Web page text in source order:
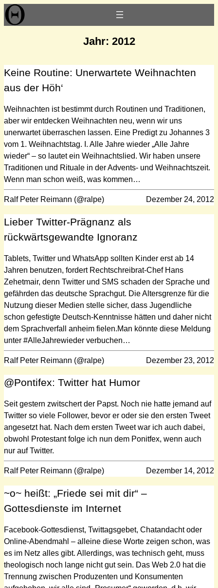
Zum
Inhalt
Jahr: 2012
Keine Routine: Unerwartete Weihnachten
aus der Höh‘
Weihnachten ist bestimmt durch Routinen und Traditionen,
aber wir entdecken Weihnachten neu, wenn wir uns
unerwartet überraschen lassen. Eine Predigt zu Johannes 3
vom 1. Weihnachtstag. I. Alle Jahre wieder „Alle Jahre
wieder“ – so lautet ein Weihnachtslied. Wir haben unsere
Traditionen und Rituale in der Advents- und Weihnachtszeit.
Wenn man schon weiß, was kommen…
Ralf Peter Reimann (@ralpe) Dezember 24, 2012
Lieber Twitter-Prägnanz als
rückwärtsgewandte Ignoranz
Tablets, Twitter und WhatsApp sollten Kinder erst ab 14
Jahren benutzen, fordert Rechtschreibrat-Chef Hans
Zehetmair, denn Twitter und SMS schaden der Sprache und
gefährden das deutsche Sprachgut. Die Altersgrenze für die
Nutzung dieser Medien stelle sicher, dass Jugendliche
schon gefestigte Deutsch-Kenntnisse hätten und daher nicht
dem Sprachverfall anheim fielen.Man könnte diese Meldung
unter #AlleJahrewieder verbuchen…
Ralf Peter Reimann (@ralpe) Dezember 23, 2012
@Pontifex: Twitter hat Humor
Seit gestern zwitschert der Papst. Noch nie hatte jemand auf
Twitter so viele Follower, bevor er oder sie den ersten Tweet
angesetzt hat. Nach dem ersten Tweet war ich auch dabei,
obwohl Protestant folge ich nun dem Ponitfex, wenn auch
nur auf Twitter.
Ralf Peter Reimann (@ralpe) Dezember 14, 2012
~o~ heißt: „Friede sei mit dir“ –
Gottesdienste im Internet
Facebook-Gottesdienst, Twittagsgebet, Chatandacht oder
Online-Abendmahl – alleine diese Worte zeigen schon, was
es im Netz alles gibt. Allerdings, was technisch geht, muss
theologisch noch lange nicht gut sein. Das Web 2.0 hat die
Trennung zwischen Produzenten und Konsumenten